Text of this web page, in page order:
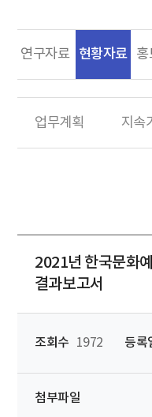
연구자료 현황자료 홍
업무계획 지속
2021년 한국문화
결과보고서
조회수 1972 등록
첨부파일